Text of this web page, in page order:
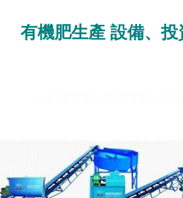
有機肥生產 設備、